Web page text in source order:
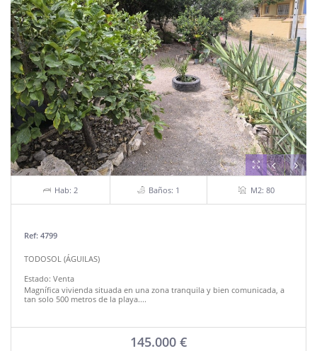
Hab: 2 Baños: 1 M2: 80
Ref: 4799
TODOSOL (ÁGUILAS)
Estado: Venta
Magnífica vivienda situada en una zona tranquila y bien comunicada, a
tan solo 500 metros de la playa....
145.000 €